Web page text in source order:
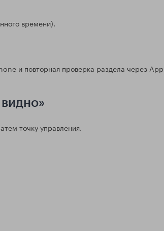
времени).
и повторная проверка раздела через App
точку управления.